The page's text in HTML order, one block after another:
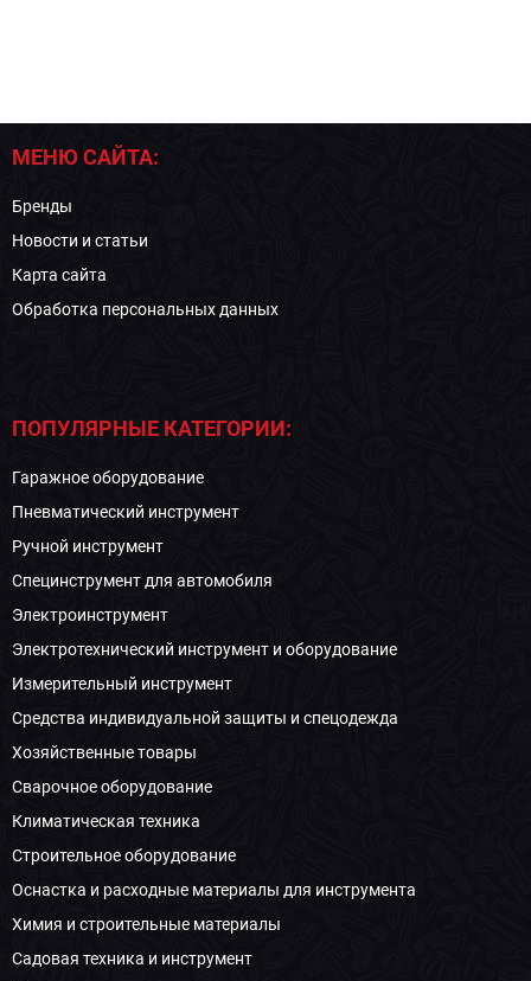
МЕНЮ САЙТА:
Бренды
Новости и статьи
Карта сайта
Обработка персональных данных
ПОПУЛЯРНЫЕ КАТЕГОРИИ:
Гаражное оборудование
Пневматический инструмент
Ручной инструмент
Специнструмент для автомобиля
Электроинструмент
Электротехнический инструмент и оборудование
Измерительный инструмент
Средства индивидуальной защиты и спецодежда
Хозяйственные товары
Сварочное оборудование
Климатическая техника
Строительное оборудование
Оснастка и расходные материалы для инструмента
Химия и строительные материалы
Садовая техника и инструмент